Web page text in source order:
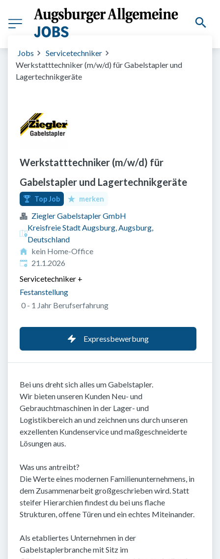
Jobs
Servicetechniker
Werkstatttechniker (m/w/d) für Gabelstapler und
Lagertechnikgeräte
Werkstatttechniker (m/w/d) für
Gabelstapler und Lagertechnikgeräte
Top Job merken
Ziegler Gabelstapler GmbH
Kreisfreie Stadt Augsburg, Augsburg,
Deutschland
kein Home-Office
Veröffentlicht
21.1.2026
Servicetechniker +
Festanstellung
0 - 1 Jahr Berufserfahrung
Expressbewerbung
Bei uns dreht sich alles um Gabelstapler.
Wir bieten unseren Kunden Neu- und
Gebrauchtmaschinen in der Lager- und
Logistikbereich an und zeichnen uns durch unseren
exzellenten Kundenservice und maßgeschneiderte
Lösungen aus.
Was uns antreibt?
Die Werte eines modernen Familienunternehmens, in
dem Zusammenarbeit großgeschrieben wird. Statt
steifer Hierarchien findest du bei uns flache
Strukturen, offene Türen und ein echtes Miteinander.
Als etabliertes Unternehmen in der
Gabelstaplerbranche mit Sitz im